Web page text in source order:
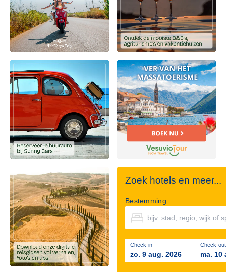
Zoek hotels en meer...
Bestemming
Check-in
zo. 9 aug. 2026
Check-out
ma. 10